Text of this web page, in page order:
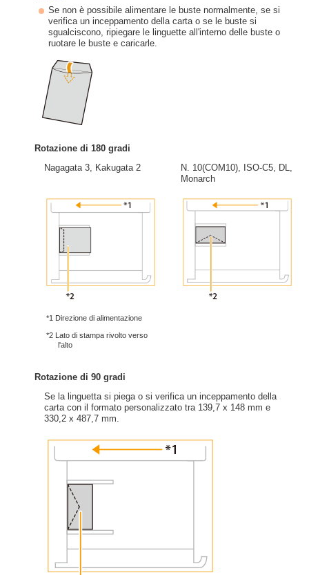
Se non è possibile alimentare le buste normalmente, se si
verifica un inceppamento della carta o se le buste si
sgualciscono, ripiegare le linguette all'interno delle buste o
ruotare le buste e caricarle.
Rotazione di 180 gradi
Nagagata 3, Kakugata 2
N. 10(COM10), ISO-C5, DL,
Monarch
*1 Direzione di alimentazione
*2 Lato di stampa rivolto verso
l'alto
Rotazione di 90 gradi
Se la linguetta si piega o si verifica un inceppamento della
carta con il formato personalizzato tra 139,7 x 148 mm e
330,2 x 487,7 mm.